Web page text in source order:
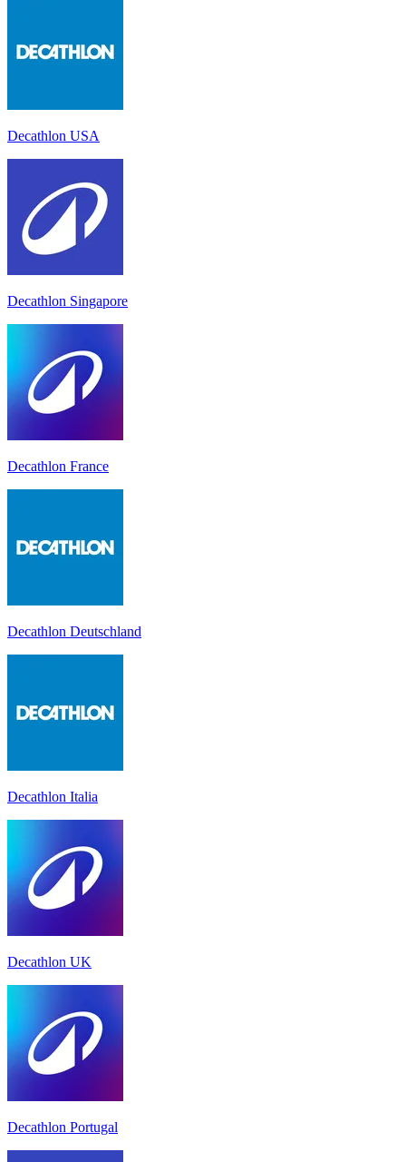
Decathlon USA
Decathlon Singapore
Decathlon France
Decathlon Deutschland
Decathlon Italia
Decathlon UK
Decathlon Portugal